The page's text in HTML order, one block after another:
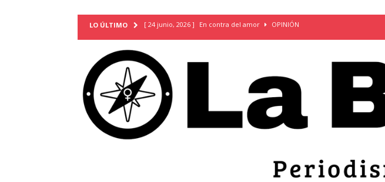
LO ÚLTIMO [ 24 junio, 2026 ] En contra del amor
OPINIÓN
TERRITORIO
[ 21 febrero, 2026 ] Cuando la prevención de embarazos en niñas y
INVESTIGACIONES
[ 31 julio, 2026 ] Estudiantes conmemoran el 51 aniversario de la masacre
autoritarismo del presente
ACTUALIDAD